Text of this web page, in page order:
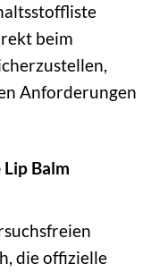
beim
Anforderungen
Balm
die offizielle